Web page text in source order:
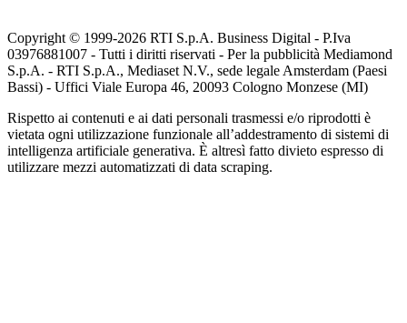
Copyright © 1999-2026 RTI S.p.A. Business Digital - P.Iva
03976881007 - Tutti i diritti riservati - Per la pubblicità Mediamond
S.p.A. - RTI S.p.A., Mediaset N.V., sede legale Amsterdam (Paesi
Bassi) - Uffici Viale Europa 46, 20093 Cologno Monzese (MI)
Rispetto ai contenuti e ai dati personali trasmessi e/o riprodotti è
vietata ogni utilizzazione funzionale all’addestramento di sistemi di
intelligenza artificiale generativa. È altresì fatto divieto espresso di
utilizzare mezzi automatizzati di data scraping.